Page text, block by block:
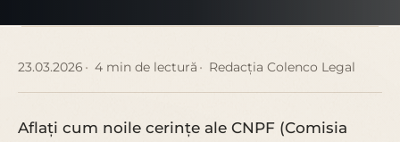
23.03.2026 4 min de lectură Redacția Colenco Legal
Aflați cum noile cerințe ale CNPF (Comisia